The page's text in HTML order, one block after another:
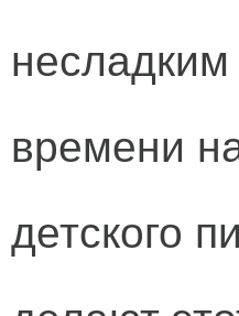
времени
детского